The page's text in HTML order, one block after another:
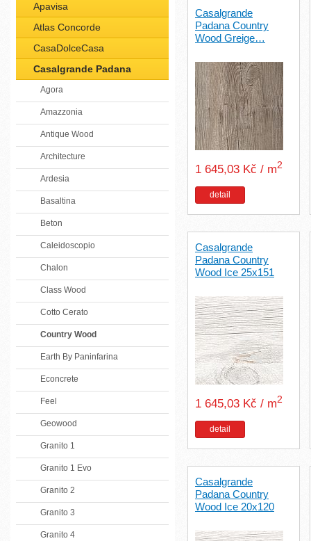
Apavisa
Atlas Concorde
CasaDolceCasa
Casalgrande Padana
Agora
Amazzonia
Antique Wood
Architecture
Ardesia
Basaltina
Beton
Caleidoscopio
Chalon
Class Wood
Cotto Cerato
Country Wood
Earth By Paninfarina
Econcrete
Feel
Geowood
Granito 1
Granito 1 Evo
Granito 2
Granito 3
Granito 4
Casalgrande
Padana Country
Wood Greige…
1 645,03 Kč / m2
detail
Casalgrande
Padana Country
Wood Ice 25x151
1 645,03 Kč / m2
detail
Casalgrande
Padana Country
Wood Ice 20x120